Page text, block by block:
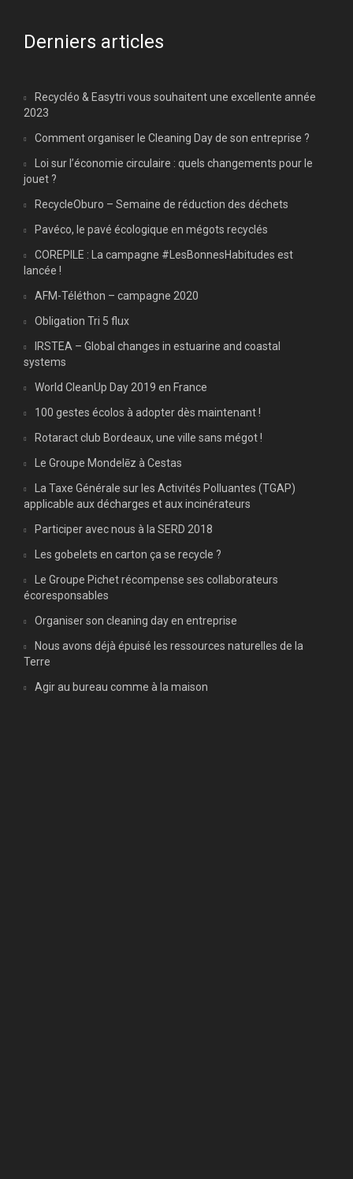
Derniers articles
Recycléo & Easytri vous souhaitent une excellente année
2023
Comment organiser le Cleaning Day de son entreprise ?
Loi sur l’économie circulaire : quels changements pour le
jouet ?
RecycleOburo – Semaine de réduction des déchets
Pavéco, le pavé écologique en mégots recyclés
COREPILE : La campagne #LesBonnesHabitudes est
lancée !
AFM-Téléthon – campagne 2020
Obligation Tri 5 flux
IRSTEA – Global changes in estuarine and coastal
systems
World CleanUp Day 2019 en France
100 gestes écolos à adopter dès maintenant !
Rotaract club Bordeaux, une ville sans mégot !
Le Groupe Mondelēz à Cestas
La Taxe Générale sur les Activités Polluantes (TGAP)
applicable aux décharges et aux incinérateurs
Participer avec nous à la SERD 2018
Les gobelets en carton ça se recycle ?
Le Groupe Pichet récompense ses collaborateurs
écoresponsables
Organiser son cleaning day en entreprise
Nous avons déjà épuisé les ressources naturelles de la
Terre
Agir au bureau comme à la maison